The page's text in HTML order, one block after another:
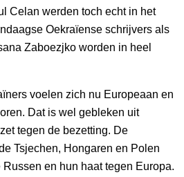
Celan werden toch echt in het
Oekraïense schrijvers als
Zaboezjko worden in heel
voelen zich nu Europeaan en
Dat is wel gebleken uit
tegen de bezetting. De
Tsjechen, Hongaren en Polen
en hun haat tegen Europa.